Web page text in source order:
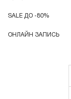
SALE ДО -80%
ОНЛАЙН ЗАПИСЬ